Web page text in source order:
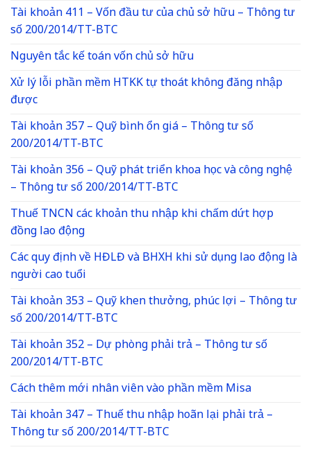
Tài khoản 411 – Vốn đầu tư của chủ sở hữu – Thông tư
số 200/2014/TT-BTC
Nguyên tắc kế toán vốn chủ sở hữu
Xử lý lỗi phần mềm HTKK tự thoát không đăng nhập
được
Tài khoản 357 – Quỹ bình ổn giá – Thông tư số
200/2014/TT-BTC
Tài khoản 356 – Quỹ phát triển khoa học và công nghệ
– Thông tư số 200/2014/TT-BTC
Thuế TNCN các khoản thu nhập khi chấm dứt hợp
đồng lao động
Các quy định về HĐLĐ và BHXH khi sử dụng lao động là
người cao tuổi
Tài khoản 353 – Quỹ khen thưởng, phúc lợi – Thông tư
số 200/2014/TT-BTC
Tài khoản 352 – Dự phòng phải trả – Thông tư số
200/2014/TT-BTC
Cách thêm mới nhân viên vào phần mềm Misa
Tài khoản 347 – Thuế thu nhập hoãn lại phải trả –
Thông tư số 200/2014/TT-BTC